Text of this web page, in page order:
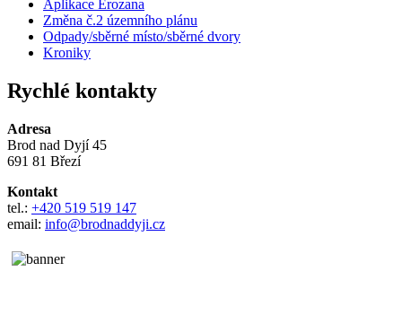
Aplikace Erozana
Změna č.2 územního plánu
Odpady/sběrné místo/sběrné dvory
Kroniky
Rychlé kontakty
Adresa
Brod nad Dyjí 45
691 81 Březí
Kontakt
tel.: +420 519 519 147
email: info@brodnaddyji.cz